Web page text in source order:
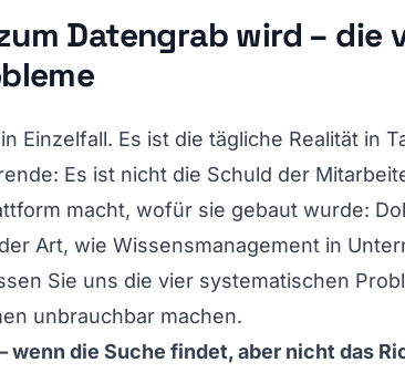
Datengrab wird – die
Einzelfall. Es ist die tägliche Realität in
Es ist nicht die Schuld der
macht, wofür sie gebaut wurde:
Art, wie Wissensmanagement in
Sie uns die vier systematischen
unbrauchbar machen.
wenn die Suche findet, aber nicht das